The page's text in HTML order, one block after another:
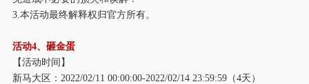
3.本活动最终解释权归官方所有。
活动4、砸金蛋
【活动时间】
新马大区： 2022/02/11 00:00:00-2022/02/14 23:59:59（4天）